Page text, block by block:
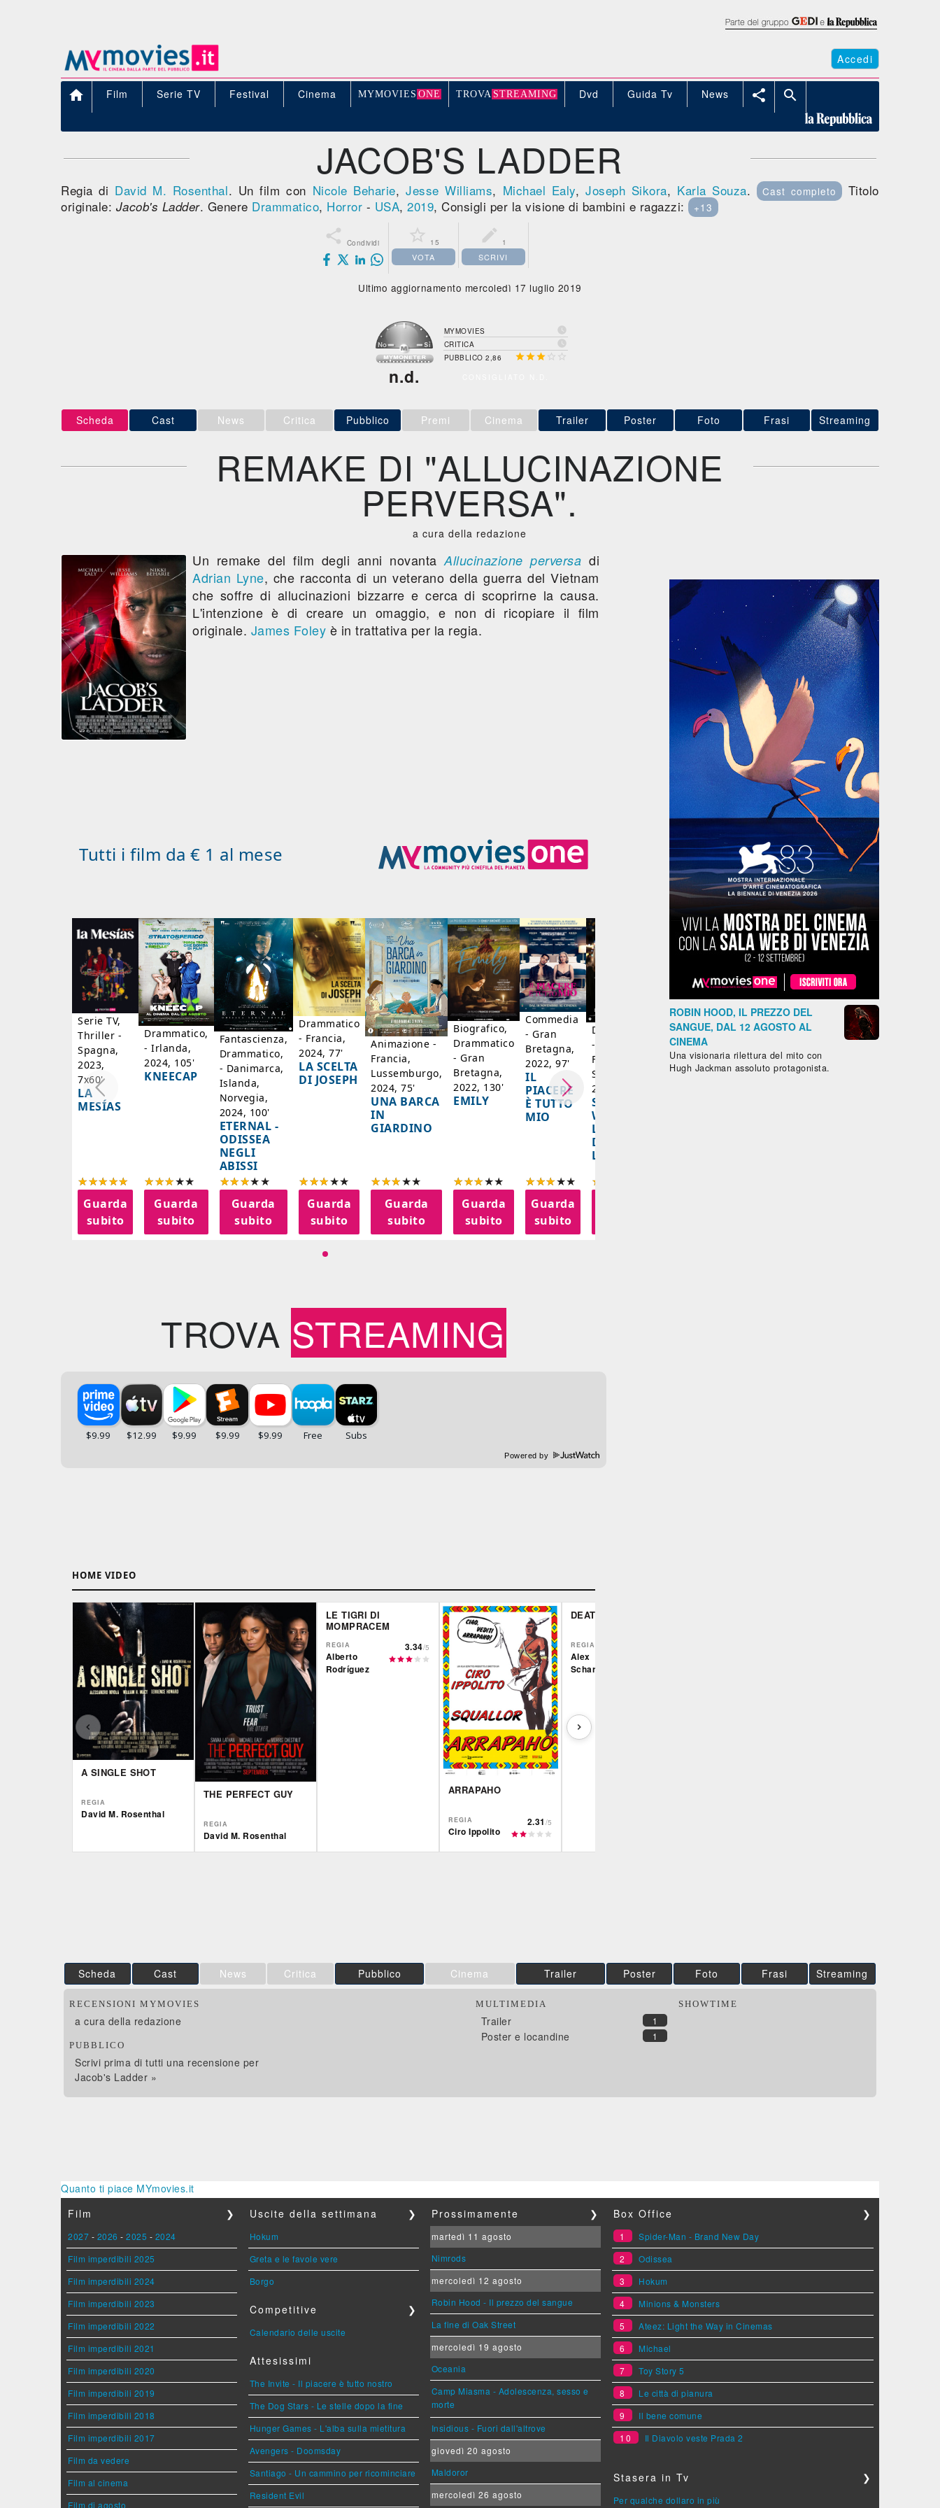
Accedi
 Film Serie TV Festival Cinema MYMOVIE S ONE TROVA STREAMING Dvd Guida Tv News  
JACOB'S LADDER
Regia di David M. Rosenthal. Un film con Nicole Beharie, Jesse Williams, Michael Ealy, Joseph Sikora, Karla Souza. Cast completo
Titolo
originale: Jacob's Ladder. Genere Drammatico, Horror - USA, 2019, Consigli per la visione di bambini e ragazzi: +13
 Condividi  15
VOTA
 1
SCRIVI
Ultimo aggiornamento mercoledì 17 luglio 2019
n.d.
MYMOVIES 
CRITICA 
PUBBLICO 2,86   
Scheda Cast News Critica Pubblico Premi Cinema Trailer Poster Foto Frasi Streaming
REMAKE DI "ALLUCINAZIONE
PERVERSA".
a cura della redazione
Un remake del film degli anni novantaAllucinazione perversa di
Adrian Lyne, che racconta di un veterano della guerra del Vietnam
che soffre di allucinazioni bizzarre e cerca di scoprirne la causa.
L'intenzione è di creare un omaggio, e non di ricopiare il film
originale. James Foley è in trattativa per la regia.
Tutti i film da € 1 al mese
Serie TV,
Thriller -
Spagna,
2023,
7x60'
LA
MESÍAS
Guarda
subito
Drammatico,
- Irlanda,
2024, 105'
KNEECAP
Guarda
subito
Fantascienza,
Drammatico,
- Danimarca,
Islanda,
Norvegia,
2024, 100'
ETERNAL -
ODISSEA
NEGLI
ABISSI
Guarda
subito
Drammatico
- Francia,
2024, 77'
LA SCELTA
DI JOSEPH
Guarda
subito
Animazione -
Francia,
Lussemburgo,
2024, 75'
UNA BARCA
IN
GIARDINO
Guarda
subito
Biografico,
Drammatico
- Gran
Bretagna,
2022, 130'
EMILY
Guarda
subito
Commedia
- Gran
Bretagna,
2022, 97'
IL
PIACERE
È TUTTO
MIO
Guarda
subito
Drammatico
- Giappone,
Francia,
Singapore,
2024, 105'
SPIRIT
WORLD -
LA FESTA
DELLE
LANTERNE
Biografico -
Francia,
Belgio, 2024,
LA DIVINA
DI FRANCIA
- SARAH
BERNHARDT
Drammatico
- Brasile,
Messico,
Cile, 2025,
85'
IL
SENTIERO
Commedia
- Francia,
2024, 101'
GAZZA
TROVA STREAMING
Powered by
HOME VIDEO
A SINGLE SHOT
REGIA
David M. Rosenthal
THE PERFECT GUY
REGIA
David M. Rosenthal
LE TIGRI DI
MOMPRACEM
REGIA
Alberto
Rodríguez
3.34/5
ARRAPAHO
REGIA
Ciro Ippolito
2.31 /5
DEATH OF A UNICORN
REGIA
Alex
Scharfman
ROBIN HOOD, IL PREZZO DEL
SANGUE, DAL 12 AGOSTO AL
CINEMA
Una visionaria rilettura del mito con
Hugh Jackman assoluto protagonista.
Scheda Cast News Critica Pubblico Cinema Trailer Poster Foto Frasi Streaming
RECENSIONI MYMOVIES
a cura della redazione
PUBBLICO
Scrivi prima di tutti una recensione per
Jacob's Ladder »
MULTIMEDIA
1
Trailer
1
Poster e locandine
SHOWTIME
Quanto ti piace MYmovies.it
Film
❯
2027 - 2026 - 2025 - 2024
Film imperdibili 2025
Film imperdibili 2024
Film imperdibili 2023
Film imperdibili 2022
Film imperdibili 2021
Film imperdibili 2020
Film imperdibili 2019
Film imperdibili 2018
Film imperdibili 2017
Film da vedere
Film al cinema
Film di agosto
Uscite della settimana ❯
Hokum
Greta e le favole vere
Borgo
Competitive ❯
Calendario delle uscite
Attesissimi
The Invite - Il piacere è tutto nostro
The Dog Stars - Le stelle dopo la fine
Hunger Games - L'alba sulla mietitura
Avengers - Doomsday
Santiago - Un cammino per ricominciare
Resident Evil
Prossimamente ❯
martedì 11 agosto
Nimrods
mercoledì 12 agosto
Robin Hood - Il prezzo del sangue
La fine di Oak Street
mercoledì 19 agosto
Oceania
Camp Miasma - Adolescenza, sesso e
morte
Insidious - Fuori dall'altrove
giovedì 20 agosto
Maldoror
mercoledì 26 agosto
Box Office ❯
1
Spider-Man - Brand New Day
2
Odissea
3
Hokum
4
Minions & Monsters
5
Ateez: Light the Way in Cinemas
6
Michael
7
Toy Story 5
8
Le città di pianura
9
Il bene comune
10
Il Diavolo veste Prada 2
Stasera in Tv ❯
Per qualche dollaro in più